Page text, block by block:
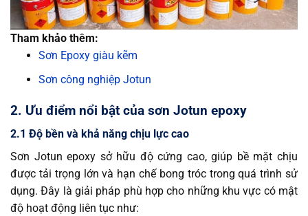
Tham khảo thêm:
Sơn Epoxy giàu kẽm
Sơn công nghiệp Jotun
2. Ưu điểm nổi bật của sơn Jotun epoxy
2.1 Độ bền và khả năng chịu lực cao
Sơn Jotun epoxy sở hữu độ cứng cao, giúp bề mặt chịu
được tải trọng lớn và hạn chế bong tróc trong quá trình sử
dụng. Đây là giải pháp phù hợp cho những khu vực có mật
độ hoạt động liên tục như: